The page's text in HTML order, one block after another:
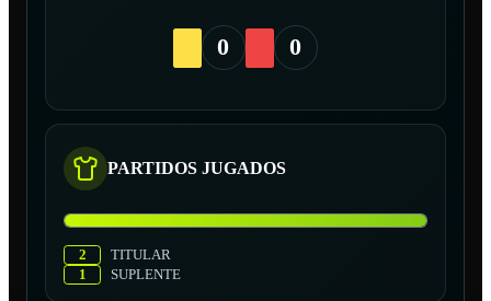
0 0
PARTIDOS JUGADOS
2
TITULAR
1
SUPLENTE